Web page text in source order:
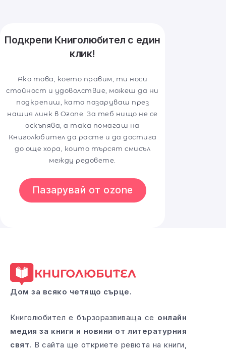
Подкрепи Книголюбител с един
клик!
Ако това, което правим, ти носи
стойност и удоволствие, можеш да ни
подкрепиш, като пазаруваш през
нашия линк в Ozone. За теб нищо не се
оскъпява, а така помагаш на
Книголюбител да расте и да достига
до още хора, които търсят смисъл
между редовете.
Пазарувай от ozone
Дом за всяко четящо сърце.
Книголюбител е бързоразвиваща се онлайн
медия за книги и новини от литературния
свят. В сайта ще откриете ревюта на книги,